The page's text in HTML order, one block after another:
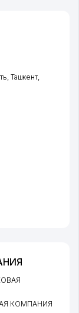
Ташкент
КОМПАНИЯ